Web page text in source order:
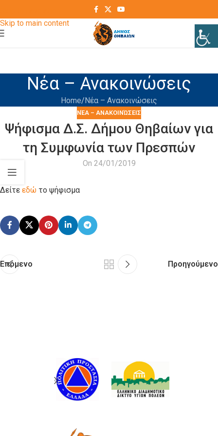
Skip to main content
Νέα – Ανακοινώσεις
Home Νέα – Ανακοινώσεις
ΝΈΑ – ΑΝΑΚΟΙΝΏΣΕΙΣ
Ψήφισμα Δ.Σ. Δήμου Θηβαίων για
τη Συμφωνία των Πρεσπών
On 24/01/2019
Δείτε εδώ το ψήφισμα
Επόμενο Προηγούμενο